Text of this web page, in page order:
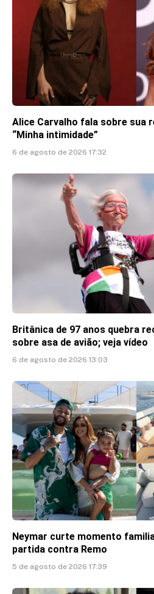
Alice Carvalho fala sobre sua
“Minha intimidade”
6 de agosto de 2026 17:32
Britânica de 97 anos quebra
sobre asa de avião; veja vídeo
6 de agosto de 2026 13:03
Neymar curte momento
partida contra Remo
5 de agosto de 2026 17:39